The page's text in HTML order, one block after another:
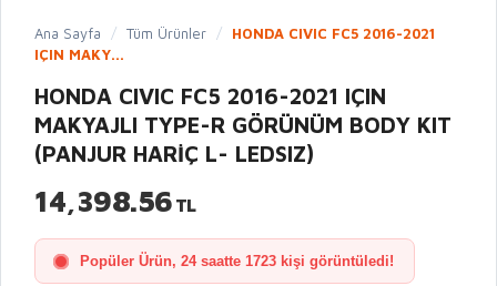
Ana Sayfa / Tüm Ürünler /
HONDA CIVIC FC5 2016-2021
IÇIN MAKY...
HONDA CIVIC FC5 2016-2021 IÇIN
MAKYAJLI TYPE-R GÖRÜNÜM BODY KIT
(PANJUR HARİÇ L- LEDSIZ)
14,398.56 TL
Popüler Ürün, 24 saatte 1723 kişi görüntüledi!